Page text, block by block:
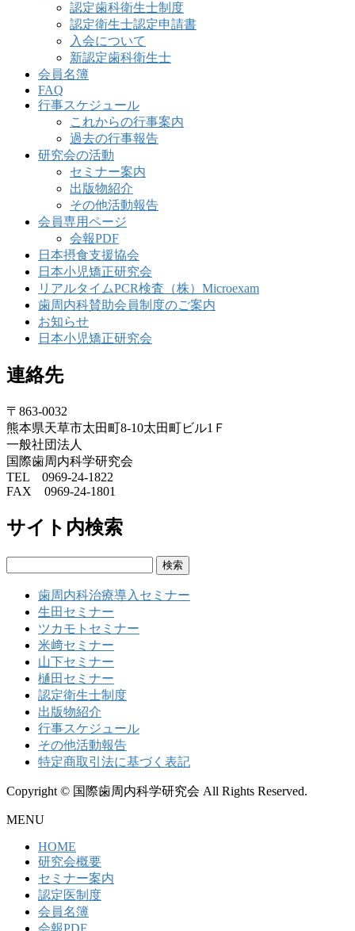
認定歯科衛生士制度
認定衛生士認定申請書
入会について
新認定歯科衛生士
会員名簿
FAQ
行事スケジュール
これからの行事案内
過去の行事報告
研究会の活動
セミナー案内
出版物紹介
その他活動報告
会員専用ページ
会報PDF
日本摂食支援協会
日本小児矯正研究会
リアルタイムPCR検査（株）Microexam
歯周内科賛助会員制度のご案内
お知らせ
日本小児矯正研究会
連絡先
〒863-0032
熊本県天草市太田町8-10太田町ビル1Ｆ
一般社団法人
国際歯周内科学研究会
TEL 0969-24-1822
FAX 0969-24-1801
サイト内検索
歯周内科治療導入セミナー
生田セミナー
ツカモトセミナー
米﨑セミナー
山下セミナー
樋田セミナー
認定衛生士制度
出版物紹介
行事スケジュール
その他活動報告
特定商取引法に基づく表記
Copyright © 国際歯周内科学研究会 All Rights Reserved.
MENU
HOME
研究会概要
セミナー案内
認定医制度
会員名簿